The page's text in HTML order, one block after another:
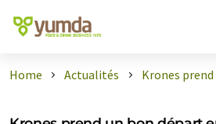
Home Actualités Krones prend